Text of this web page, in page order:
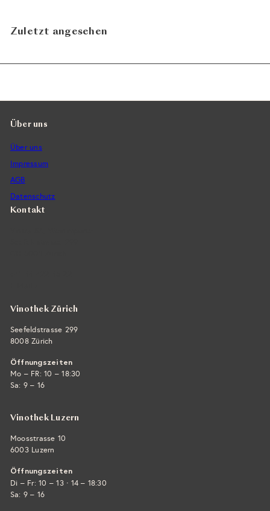
Zuletzt angesehen
Über uns
Über uns
Impressum
AGB
Datenschutz
Kontakt
Vinothek Zürich
Seefeldstrasse 299
8008 Zürich
Öffnungszeiten
Mo – FR: 10 – 18:30
Sa: 9 – 16
Vinothek Luzern
Moosstrasse 10
6003 Luzern
Öffnungszeiten
Di – Fr: 10 – 13 · 14 – 18:30
Sa: 9 – 16